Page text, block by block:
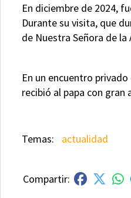
En diciembre de 2024,
Durante su visita, que
de Nuestra Señora de la
En un encuentro
recibió al papa con gran
actualidad